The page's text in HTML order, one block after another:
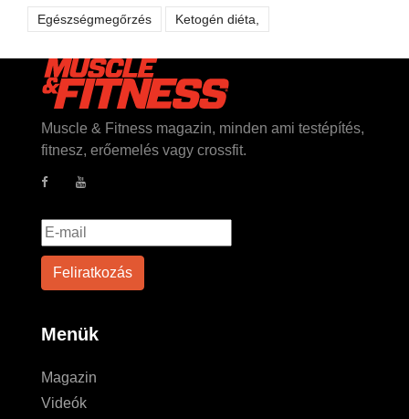
Egészségmegőrzés Ketogén diéta,
Muscle & Fitness magazin, minden ami testépítés,
fitnesz, erőemelés vagy crossfit.
Menük
Magazin
Videók